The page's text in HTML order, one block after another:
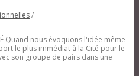
/
Quand nous évoquons l'idée même
le plus immédiat à la Cité pour le
son groupe de pairs dans une